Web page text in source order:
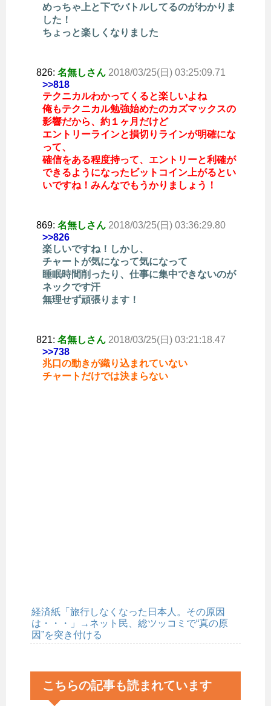
めっちゃ上と下でバトルしてるのがわかりま
した！
ちょっと楽しくなりました
826: 名無しさん 2018/03/25(日) 03:25:09.71
>>818
テクニカルわかってくると楽しいよね
俺もテクニカル勉強始めたのカズマックスの
影響だから、約１ヶ月だけど
エントリーラインと損切りラインが明確にな
って、
確信をある程度持って、エントリーと利確が
できるようになったビットコイン上がるとい
いですね！みんなでもうかりましょう！
869: 名無しさん 2018/03/25(日) 03:36:29.80
>>826
楽しいですね！しかし、
チャートが気になって気になって
睡眠時間削ったり、仕事に集中できないのが
ネックです汗
無理せず頑張ります！
821: 名無しさん 2018/03/25(日) 03:21:18.47
>>738
兆口の動きが織り込まれていない
チャートだけでは決まらない
経済紙「旅行しなくなった日本人。その原因
は・・・」→ネット民、総ツッコミで“真の原
因”を突き付ける
こちらの記事も読まれています